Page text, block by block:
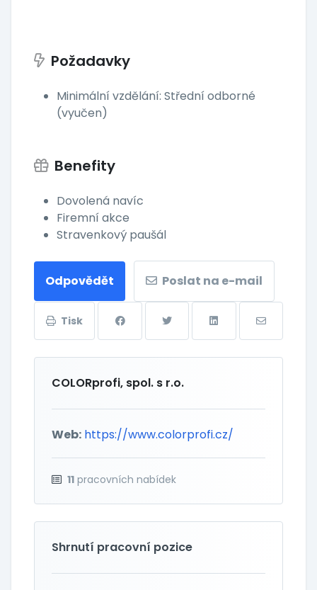
Požadavky
Minimální vzdělání: Střední odborné
(vyučen)
Benefity
Dovolená navíc
Firemní akce
Stravenkový paušál
Odpovědět Poslat na e-mail
Tisk
COLORprofi, spol. s r.o.
Web: https://www.colorprofi.cz/
11 pracovních nabídek
Shrnutí pracovní pozice